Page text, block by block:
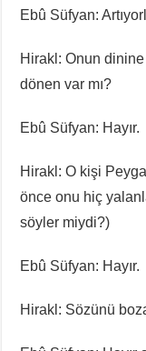
Ebû Süfyan:
Hirakl: Onun
dönen var mı?
Ebû Süfyan: Hayır.
Hirakl: O kişi
önce onu hiç
söyler miydi?)
Ebû Süfyan: Hayır.
Hirakl: Sözünü